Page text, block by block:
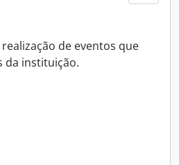
de eventos que
da instituição.